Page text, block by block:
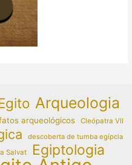
Arqueologia
arqueológicos Cleópatra VII
descoberta de tumba egípcia
Salvat Egiptologia